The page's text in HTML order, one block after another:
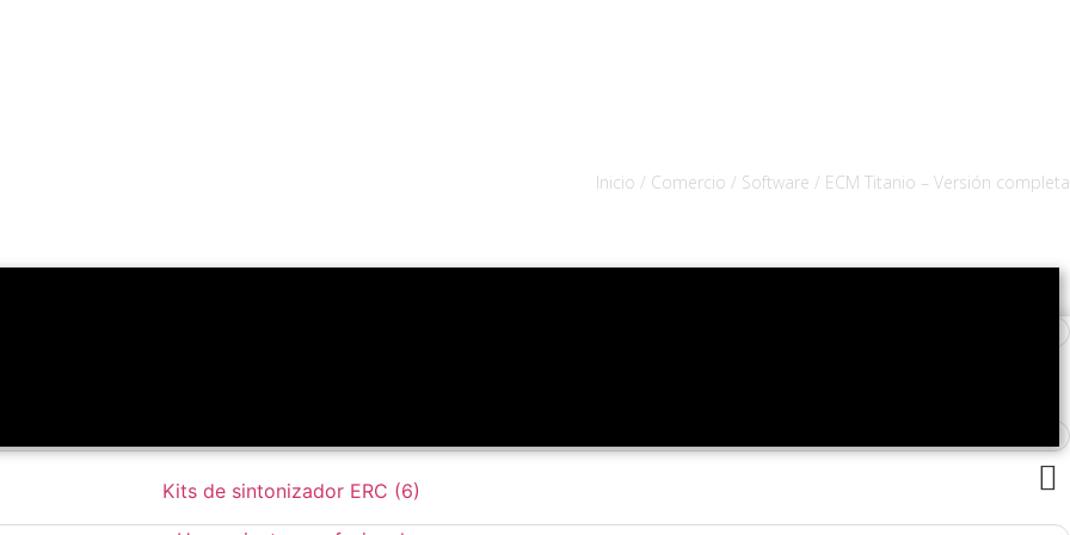
Inicio / Comercio / Software / ECM Titanio – Versión completa
Kits de sintonizador ERC (6)